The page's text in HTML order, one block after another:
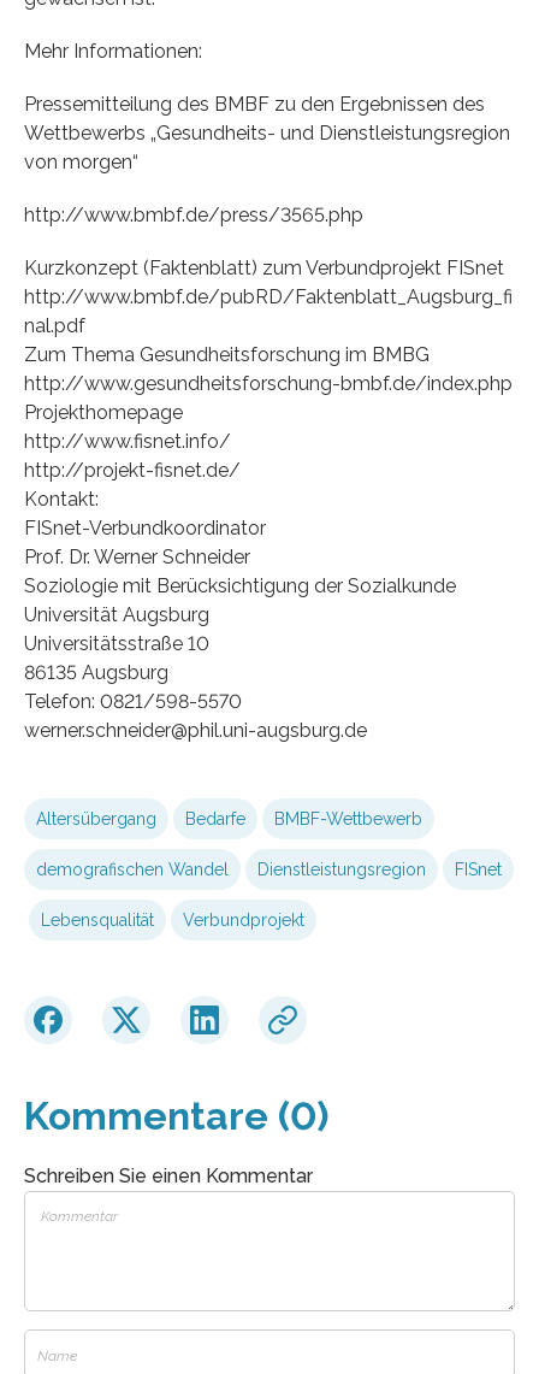
Mehr Informationen:
Pressemitteilung des BMBF zu den Ergebnissen des
Wettbewerbs „Gesundheits- und Dienstleistungsregion
von morgen“
http://www.bmbf.de/press/3565.php
Kurzkonzept (Faktenblatt) zum Verbundprojekt FISnet
http://www.bmbf.de/pubRD/Faktenblatt_Augsburg_fi
nal.pdf
Zum Thema Gesundheitsforschung im BMBG
http://www.gesundheitsforschung-bmbf.de/index.php
Projekthomepage
http://www.fisnet.info/
http://projekt-fisnet.de/
Kontakt:
FISnet-Verbundkoordinator
Prof. Dr. Werner Schneider
Soziologie mit Berücksichtigung der Sozialkunde
Universität Augsburg
Universitätsstraße 10
86135 Augsburg
Telefon: 0821/598-5570
werner.schneider@phil.uni-augsburg.de
Altersübergang Bedarfe BMBF-Wettbewerb
demografischen Wandel Dienstleistungsregion FISnet
Lebensqualität Verbundprojekt
Kommentare (0)
Schreiben Sie einen Kommentar